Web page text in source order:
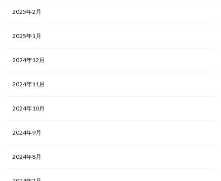
2025年2月
2025年1月
2024年12月
2024年11月
2024年10月
2024年9月
2024年8月